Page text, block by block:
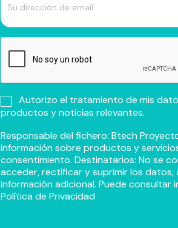
Autorizo el tratamiento de mis
productos y noticias relevantes.
Responsable del fichero: Btech
información sobre productos y
consentimiento. Destinatarios: No se
acceder, rectificar y suprimir los
información adicional. Puede
Política de Privacidad